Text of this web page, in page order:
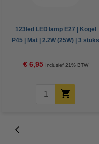
123led LED lamp E27 | Kogel
P45 | Mat | 2.2W (25W) | 3 stuks
€ 6,95 Inclusief 21% BTW